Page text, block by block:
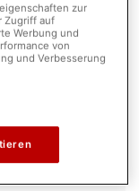
zur
Zugriff auf
Werbung und
von
und Verbesserung